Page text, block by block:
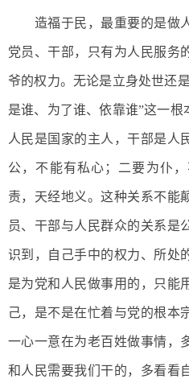
造福于民，最重要的是做
党员、干部，只有为人民服务
爷的权力。无论是立身处世还
是谁、为了谁、依靠谁”这一根
人民是国家的主人，干部是人
公，不能有私心；二要为仆
责，天经地义。这种关系不能
员、干部与人民群众的关系是
识到，自己手中的权力、所处
是为党和人民做事用的，只能
己，是不是在忙着与党的根本
一心一意在为老百姓做事情，
和人民需要我们干的，多看看